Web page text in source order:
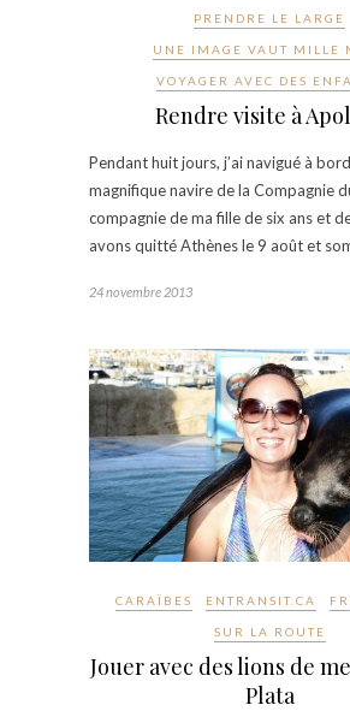
PRENDRE LE LARGE
UNE IMAGE VAUT MILLE
VOYAGER AVEC DES
Rendre visite à
Pendant huit jours, j’ai navigué à bord
magnifique navire de la Compagnie
compagnie de ma fille de six ans et
avons quitté Athènes le 9 août et
24 novembre 2013
CARAÏBES ENTRANSIT.CA
SUR LA ROUTE
Jouer avec des lions de
Plata